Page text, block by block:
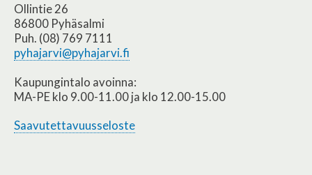
Ollintie 26
86800 Pyhäsalmi
Puh. (08) 769 7111
pyhajarvi@pyhajarvi.fi
Kaupungintalo avoinna:
MA-PE klo 9.00-11.00 ja klo 12.00-15.00
Saavutettavuusseloste